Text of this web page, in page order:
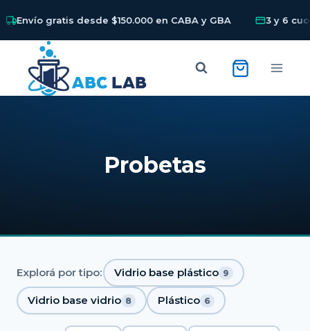
gratis desde $150.000 en CABA y GBA 3 y 6
content
Probetas
Explorá por tipo: Vidrio base plástico 9
Vidrio base vidrio 8 Plástico 6